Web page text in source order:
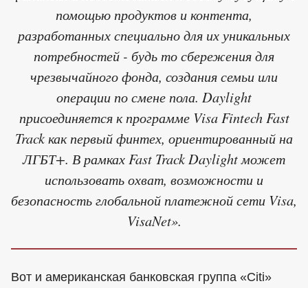
помощью продуктов и контента,
разработанных специально для их уникальных
потребностей - будь то сбережения для
чрезвычайного фонда, создания семьи или
операции по смене пола. Daylight
присоединяется к программе Visa Fintech Fast
Track как первый финтех, ориентированный на
ЛГБТ+. В рамках Fast Track Daylight может
использовать охват, возможности и
безопасность глобальной платежной сети Visa,
VisaNet».
Вот и американская банковская группа «Citi»